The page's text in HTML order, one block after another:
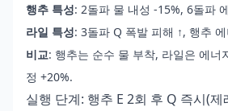
행추 특성: 2돌파 물 내성 -15%, 6돌파
라일 특성: 3돌파 Q 폭발 피해 ↑, 행추
비교: 행추는 순수 물 부착, 라일은 에너
정 +20%.
실행 단계: 행추 E 2회 후 Q 즉시(제